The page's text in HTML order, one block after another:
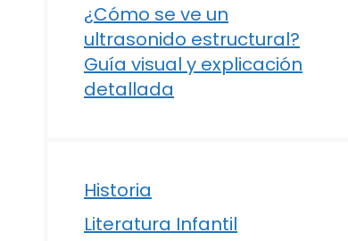
¿Cómo se ve un
ultrasonido estructural?
Guía visual y explicación
detallada
Historia
Literatura Infantil